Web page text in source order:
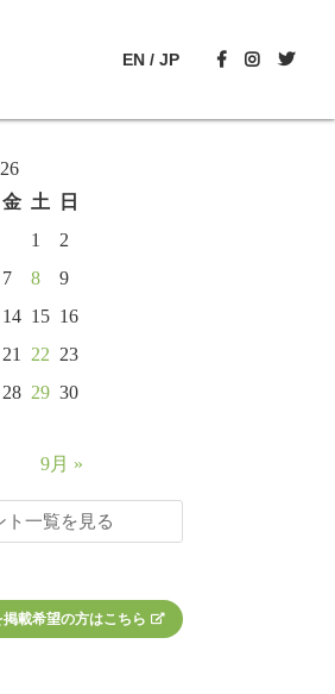
EN / JP
金 土
日
1
2
7 8
9
14 15 16
21 22 23
28 29 30
9月 »
ト一覧を見る
載希望の方はこちら